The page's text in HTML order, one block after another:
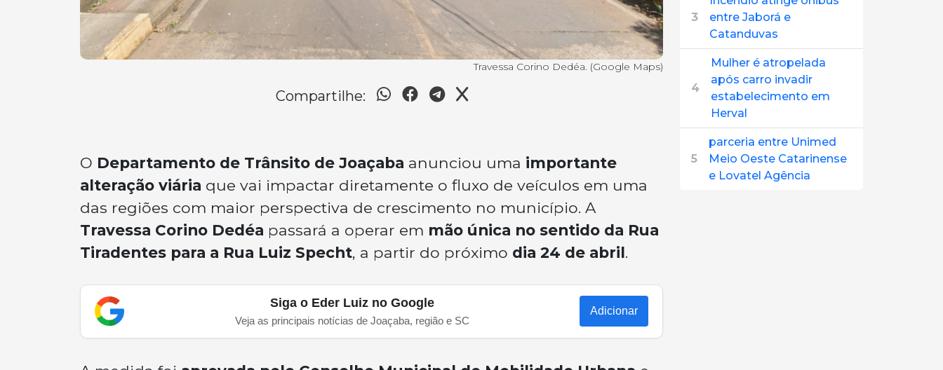
Travessa Corino Dedéa. (Google Maps)
Compartilhe:
O Departamento de Trânsito de Joaçaba anunciou uma importante
alteração viária que vai impactar diretamente o fluxo de veículos em uma
das regiões com maior perspectiva de crescimento no município. A
Travessa Corino Dedéa passará a operar em mão única no sentido da Rua
Tiradentes para a Rua Luiz Specht, a partir do próximo dia 24 de abril.
Siga o Eder Luiz no Google
Veja as principais notícias de Joaçaba, região e SC
Adicionar
3
entre Jaborá e
Catanduvas
4
Mulher é atropelada
após carro invadir
estabelecimento em
Herval
5
parceria entre Unimed
Meio Oeste Catarinense
e Lovatel Agência